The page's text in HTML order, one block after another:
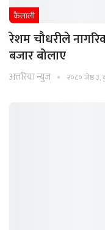
कैलाली
रेशम चौधरीले
बजार बोलाए
अत्तरिया न्युज २०८० जेष्ठ ३,